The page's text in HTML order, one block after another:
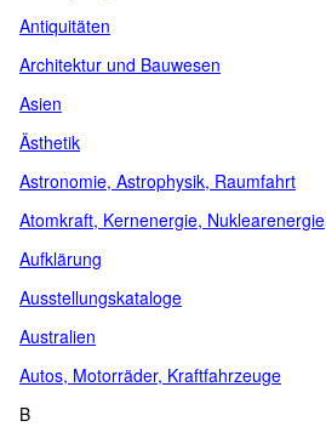
Antiquitäten
Architektur und Bauwesen
Asien
Ästhetik
Astronomie, Astrophysik, Raumfahrt
Atomkraft, Kernenergie, Nuklearenergie
Aufklärung
Ausstellungskataloge
Australien
Autos, Motorräder, Kraftfahrzeuge
B